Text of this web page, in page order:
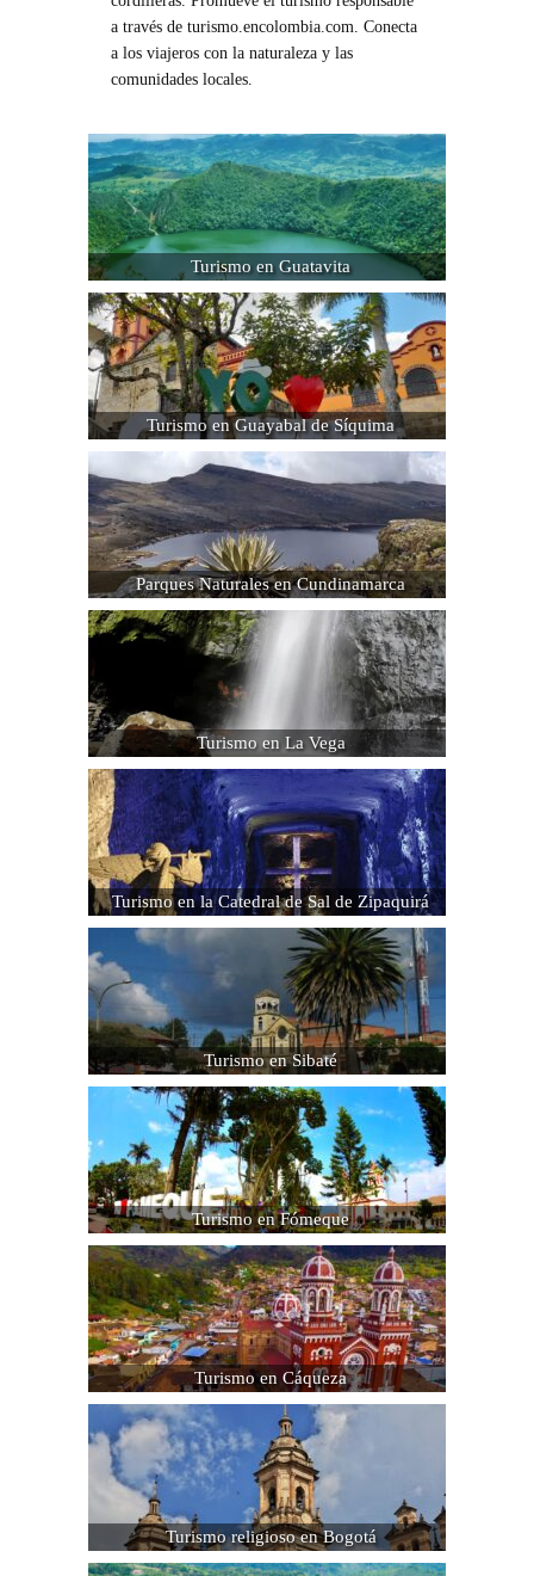
a través de turismo.encolombia.com. Conecta
a los viajeros con la naturaleza y las
comunidades locales.
Turismo en Guatavita
Turismo en Guayabal de Síquima
Parques Naturales en Cundinamarca
Turismo en La Vega
Turismo en la Catedral de Sal de Zipaquirá
Turismo en Sibaté
Turismo en Fómeque
Turismo en Cáqueza
Turismo religioso en Bogotá